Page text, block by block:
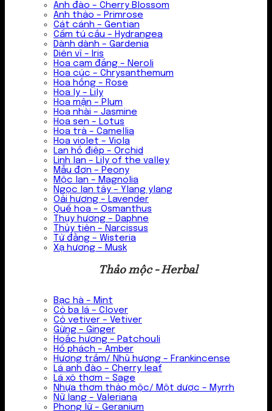
Anh đào – Cherry Blossom
Anh thảo – Primrose
Cát cánh – Gentian
Cẩm tú cầu – Hydrangea
Dành dành – Gardenia
Diên vĩ – Iris
Hoa cam đắng – Neroli
Hoa cúc – Chrysanthemum
Hoa hồng – Rose
Hoa ly – Lily
Hoa mận – Plum
Hoa nhài – Jasmine
Hoa sen – Lotus
Hoa trà – Camellia
Hoa violet – Viola
Lan hồ điệp – Orchid
Linh lan – Lily of the valley
Mẫu đơn – Peony
Mộc lan – Magnolia
Ngọc lan tây – Ylang ylang
Oải hương – Lavender
Quế hoa – Osmanthus
Thụy hương – Daphne
Thủy tiên – Narcissus
Tử đằng – Wisteria
Xạ hương – Musk
Thảo mộc - Herbal
Bạc hà – Mint
Cỏ ba lá – Clover
Cỏ vetiver – Vetiver
Gừng – Ginger
Hoắc hương – Patchouli
Hổ phách – Amber
Hương trầm/ Nhũ hương – Frankincense
Lá anh đào – Cherry leaf
Lá xô thơm – Sage
Nhựa thơm thảo mộc/ Một dược – Myrrh
Nữ lang – Valeriana
Phong lữ – Geranium